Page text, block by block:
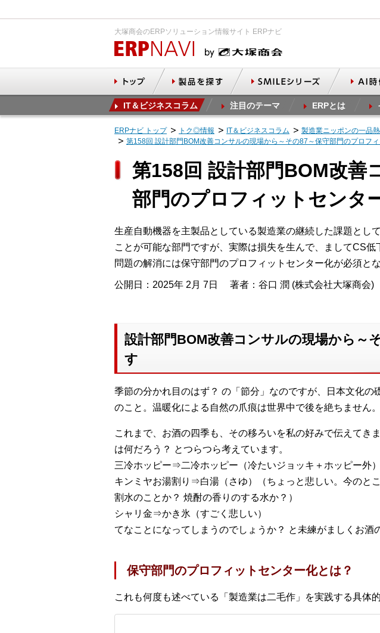
大塚商会のERPソリューション情報サイト ERPナビ
IT＆ビジネスコラム 注目のテーマ ERPとは
ERPナビ トップ トク◎情報 IT＆ビジネスコラム
製造業ニッポンの一品
第158回 設計部門BOM改善コンサルの現場から～その87～保守部門のプロフ
第158回 設計部門BOM改善
部門のプロフィットセンタ
生産自動機器を主製品としている製造業の継続した課題とし
ことが可能な部門ですが、実際は損失を生んで、ましてCS
問題の解消には保守部門のプロフィットセンター化が必須と
公開日：2025年 2月 7日 著者：谷口 潤 (株式会社大塚商会)
設計部門BOM改善コンサルの現場から～
す
季節の分かれ目のはず？ の「節分」なのですが、日本文化
のこと。温暖化による自然の爪痕は世界中で後を絶ちません。
これまで、お酒の四季も、その移ろいを私の好みで伝えてき
は何だろう？ とつらつら考えています。
三冷ホッピー⇒二冷ホッピー（冷たいジョッキ＋ホッピー外）
キンミヤお湯割り⇒白湯（さゆ）（ちょっと悲しい。今のと
割水のことか？ 焼酎の香りのする水か？）
シャリ金⇒かき氷（すごく悲しい）
てなことになってしまうのでしょうか？ と未練がましくお酒
保守部門のプロフィットセンター化とは？
これも何度も述べている「製造業は二毛作」を実践する具体